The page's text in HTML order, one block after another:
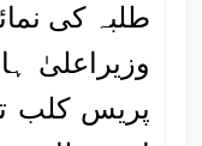
طلبہ کی
وزیراعلیٰ
پریس کلب